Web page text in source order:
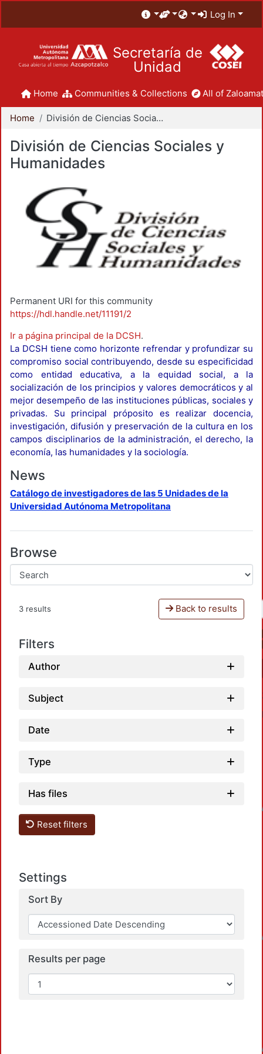
Log In
Secretaría de
Unidad
Home Communities & Collections All of
Home División de Ciencias Sociales y Humanidades
División de Ciencias Sociales y
Humanidades
Permanent URI for this community
https://hdl.handle.net/11191/2
Ir a página principal de la DCSH.
La DCSH tiene como horizonte refrendar y profundizar su
compromiso social contribuyendo, desde su especificidad
como entidad educativa, a la equidad social, a la
socialización de los principios y valores democráticos y al
mejor desempeño de las instituciones públicas, sociales y
privadas. Su principal próposito es realizar docencia,
investigación, difusión y preservación de la cultura en los
campos disciplinarios de la administración, el derecho, la
economía, las humanidades y la sociología.
News
Catálogo de investigadores de las 5 Unidades de la
Universidad Autónoma Metropolitana
Browse
3 results Back to results
Filters
Author
Subject
Date
Type
Has files
Reset filters
Settings
Sort By
Results per page